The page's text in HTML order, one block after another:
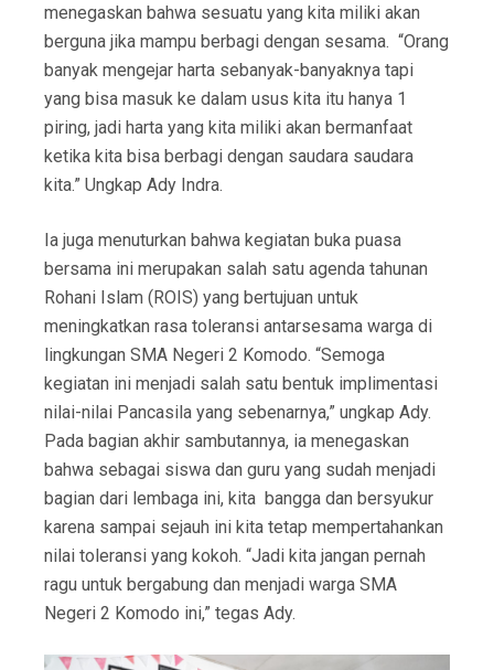
menegaskan bahwa sesuatu yang kita miliki akan
berguna jika mampu berbagi dengan sesama. “Orang
banyak mengejar harta sebanyak-banyaknya tapi
yang bisa masuk ke dalam usus kita itu hanya 1
piring, jadi harta yang kita miliki akan bermanfaat
ketika kita bisa berbagi dengan saudara saudara
kita.” Ungkap Ady Indra.
Ia juga menuturkan bahwa kegiatan buka puasa
bersama ini merupakan salah satu agenda tahunan
Rohani Islam (ROIS) yang bertujuan untuk
meningkatkan rasa toleransi antarsesama warga di
lingkungan SMA Negeri 2 Komodo. “Semoga
kegiatan ini menjadi salah satu bentuk implimentasi
nilai-nilai Pancasila yang sebenarnya,” ungkap Ady.
Pada bagian akhir sambutannya, ia menegaskan
bahwa sebagai siswa dan guru yang sudah menjadi
bagian dari lembaga ini, kita bangga dan bersyukur
karena sampai sejauh ini kita tetap mempertahankan
nilai toleransi yang kokoh. “Jadi kita jangan pernah
ragu untuk bergabung dan menjadi warga SMA
Negeri 2 Komodo ini,” tegas Ady.